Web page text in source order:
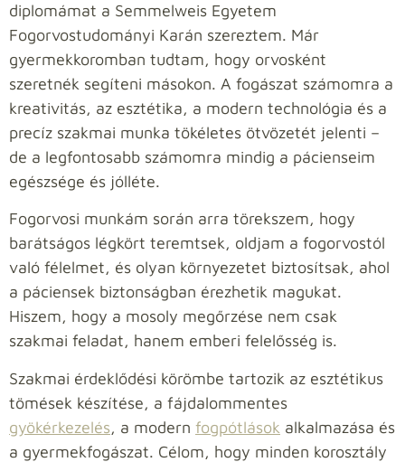
diplomámat a Semmelweis Egyetem
Fogorvostudományi Karán szereztem. Már
gyermekkoromban tudtam, hogy orvosként
szeretnék segíteni másokon. A fogászat számomra a
kreativitás, az esztétika, a modern technológia és a
precíz szakmai munka tökéletes ötvözetét jelenti –
de a legfontosabb számomra mindig a pácienseim
egészsége és jólléte.
Fogorvosi munkám során arra törekszem, hogy
barátságos légkört teremtsek, oldjam a fogorvostól
való félelmet, és olyan környezetet biztosítsak, ahol
a páciensek biztonságban érezhetik magukat.
Hiszem, hogy a mosoly megőrzése nem csak
szakmai feladat, hanem emberi felelősség is.
Szakmai érdeklődési körömbe tartozik az esztétikus
tömések készítése, a fájdalommentes
gyökérkezelés, a modern fogpótlások alkalmazása és
a gyermekfogászat. Célom, hogy minden korosztály